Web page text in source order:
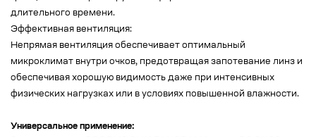
длительного времени.
Эффективная вентиляция:
Непрямая вентиляция обеспечивает оптимальный
микроклимат внутри очков, предотвращая запотевание линз и
обеспечивая хорошую видимость даже при интенсивных
физических нагрузках или в условиях повышенной влажности.
Универсальное применение: